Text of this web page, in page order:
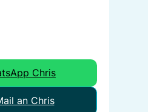
Chris
an Chris